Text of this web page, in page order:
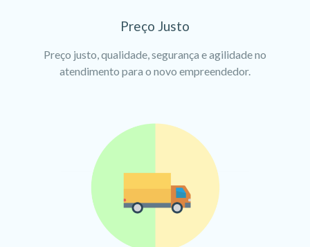
Preço Justo
Preço justo, qualidade, segurança e agilidade no
atendimento para o novo empreendedor.